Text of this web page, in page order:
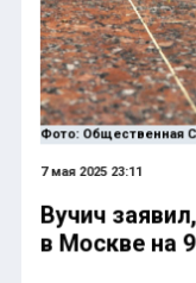
Фото: Общественная
7 мая 2025 23:11
Вучич
в Москве на